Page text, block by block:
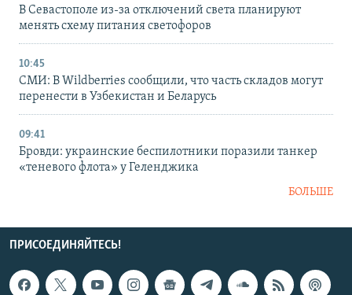
В Севастополе из-за отключений света планируют
менять схему питания светофоров
10:45
СМИ: В Wildberries сообщили, что часть складов могут
перенести в Узбекистан и Беларусь
09:41
Бровди: украинские беспилотники поразили танкер
«теневого флота» у Геленджика
БОЛЬШЕ
ПРИСОЕДИНЯЙТЕСЬ!